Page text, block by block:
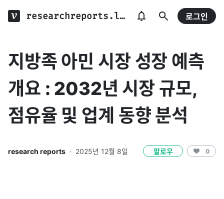
researchreports.log 로그인
지방족 아민 시장 성장 예측
개요 : 2032년 시장 규모,
점유율 및 업계 동향 분석
research reports · 2025년 12월 8일 팔로우 0